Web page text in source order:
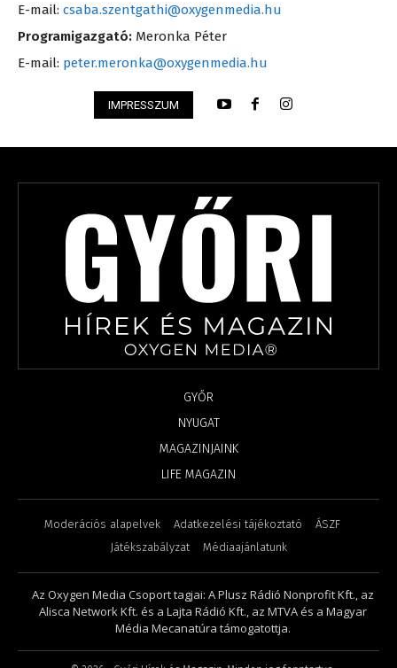
E-mail: csaba.szentgathi@oxygenmedia.hu
Programigazgató: Meronka Péter
E-mail: peter.meronka@oxygenmedia.hu
IMPRESSZUM
GYŐR
NYUGAT
MAGAZINJAINK
LIFE MAGAZIN
Moderációs alapelvek Adatkezelési tájékoztató
ÁSZF
Játékszabályzat
Médiaajánlatunk
Az Oxygen Media Csoport tagjai: A Plusz Rádió Nonprofit Kft., az
Alisca Network Kft. és a Lajta Rádió Kft., az MTVA és a Magyar
Média Mecanatúra támogatottja.